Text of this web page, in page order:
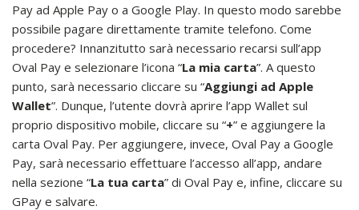
Pay ad Apple Pay o a Google Play. In questo modo sarebbe
possibile pagare direttamente tramite telefono. Come
procedere? Innanzitutto sarà necessario recarsi sull’app
Oval Pay e selezionare l’icona “La mia carta”. A questo
punto, sarà necessario cliccare su “Aggiungi ad Apple
Wallet”. Dunque, l’utente dovrà aprire l’app Wallet sul
proprio dispositivo mobile, cliccare su “+” e aggiungere la
carta Oval Pay. Per aggiungere, invece, Oval Pay a Google
Pay, sarà necessario effettuare l’accesso all’app, andare
nella sezione “La tua carta” di Oval Pay e, infine, cliccare su
GPay e salvare.